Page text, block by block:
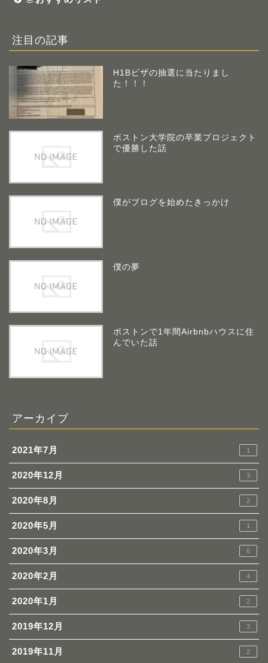
注目の記事
H1Bビザの抽選に当たりまし
た！！！
ボストン大学院の卒業プロジェクト
で優勝した話
僕がブログを始めたきっかけ
僕の夢
ボストンで1年間Airbnbハウスに住
んでいた話
アーカイブ
2021年7月 1
2020年12月 3
2020年8月 2
2020年5月 1
2020年3月 6
2020年2月 4
2020年1月 2
2019年12月 3
2019年11月 2